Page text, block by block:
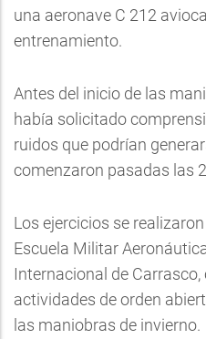
una aeronave C 212
entrenamiento.
Antes del inicio de las
había solicitado
ruidos que podrían
comenzaron pasadas las
Los ejercicios se
Escuela Militar
Internacional de
actividades de orden
las maniobras de invierno.